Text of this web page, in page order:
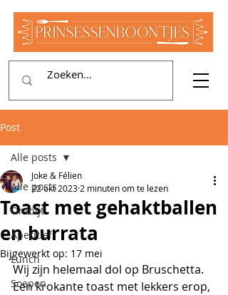
Post
Alle posts
Ontbijt
Aperitief
Lunch
Soepen
Alle posts
Toast met gehaktballen
en burrata
Joke & Félien
22 okt 2023 2 minuten om te lezen
Bijgewerkt op: 17 mei
Wij zijn helemaal dol op Bruschetta.
Een krokante toast met lekkers erop,